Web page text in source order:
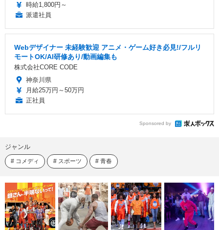
時給1,800円～
派遣社員
Webデザイナー 未経験歓迎 アニメ・ゲーム好き必見!/フルリ
モートOK/AI研修あり/動画編集も
株式会社CORE CODE
神奈川県
月給25万円～50万円
正社員
Sponsored by
ジャンル
コメディ スポーツ 青春